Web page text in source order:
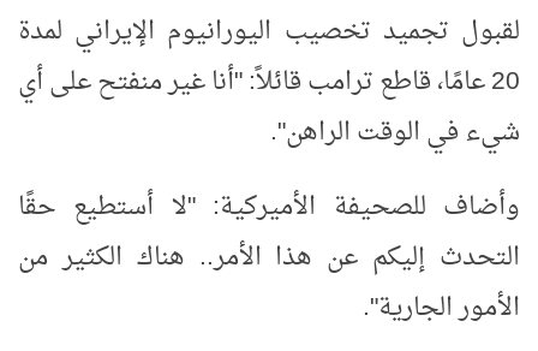
لقبول تجميد تخصيب اليورانيوم الإيراني لمدة
20 عامًا، قاطع ترامب قائلاً: "أنا غير منفتح على أي
شيء في الوقت الراهن".
وأضاف للصحيفة الأميركية: "لا أستطيع حقًا
التحدث إليكم عن هذا الأمر.. هناك الكثير من
الأمور الجارية".